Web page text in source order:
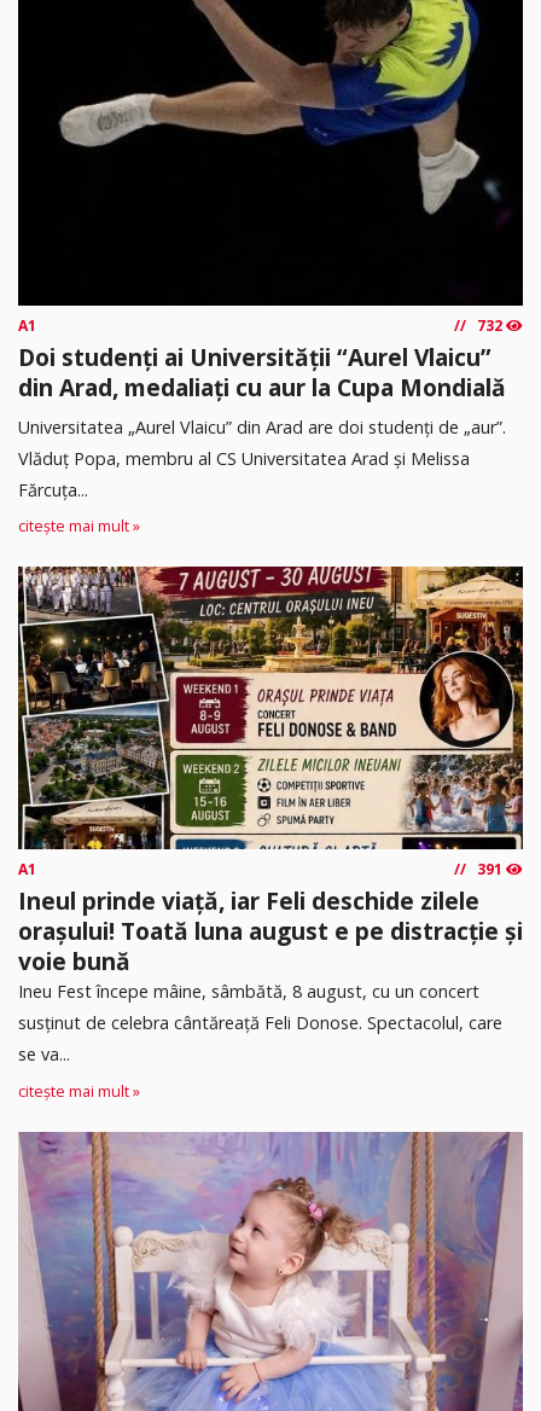
A1 732
Doi studenți ai Universității “Aurel Vlaicu”
din Arad, medaliați cu aur la Cupa Mondială
Universitatea „Aurel Vlaicu” din Arad are doi studenți de „aur”.
Vlăduț Popa, membru al CS Universitatea Arad și Melissa
Fărcuța...
citește mai mult »
A1 391
Ineul prinde viață, iar Feli deschide zilele
orașului! Toată luna august e pe distracție și
voie bună
Ineu Fest începe mâine, sâmbătă, 8 august, cu un concert
susținut de celebra cântăreață Feli Donose. Spectacolul, care
se va...
citește mai mult »